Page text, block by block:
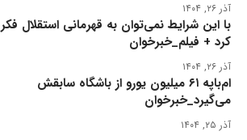
آذر ۲۶, ۱۴۰۴
با این شرایط نمی‌توان به قهرمانی استقلال فکر
کرد + فیلم_خبرخوان
آذر ۲۶, ۱۴۰۴
ام‌باپه ۶۱ میلیون یورو از باشگاه سابقش
می‌گیرد_خبرخوان
آذر ۲۵, ۱۴۰۴